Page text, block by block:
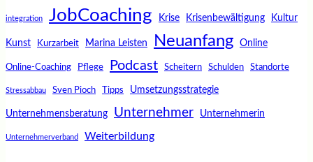
integration JobCoaching Krise Krisenbewältigung Kultur
Kunst Kurzarbeit Marina Leisten Neuanfang Online
Online-Coaching Pflege Podcast Scheitern Schulden Standorte
Stressabbau Sven Pioch Tipps Umsetzungsstrategie
Unternehmensberatung Unternehmer Unternehmerin
Unternehmerverband Weiterbildung